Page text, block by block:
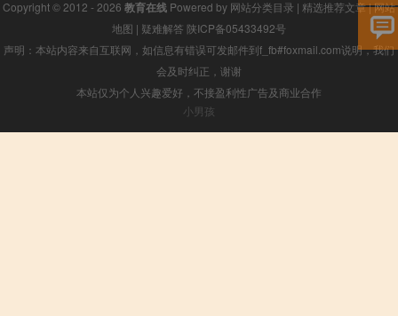
Copyright © 2012 - 2026 教育在线 Powered by 网站分类目录 | 精选推荐文章|网站
地图 | 疑难解答 陕ICP备05433492号
声明：本站内容来自互联网，如信息有错误可发邮件到f_fb#foxmail.com说明，我们
会及时纠正，谢谢
本站仅为个人兴趣爱好，不接盈利性广告及商业合作
小男孩